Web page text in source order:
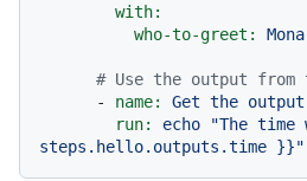
with:
who-to-greet:
Mona
# Use the output
-
name: Get the output
run:
echo "The time
steps.hello.outputs.time }}"